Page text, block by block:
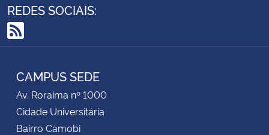
REDES SOCIAIS:
RSS
CAMPUS SEDE
Av. Roraima nº 1000
Cidade Universitária
Bairro Camobi